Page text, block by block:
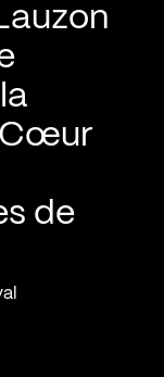
Cœur
de